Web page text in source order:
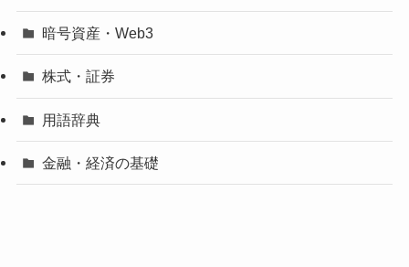
暗号資産・Web3
株式・証券
用語辞典
金融・経済の基礎